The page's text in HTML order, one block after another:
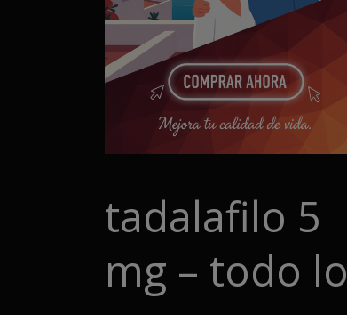
tadalafilo 5
mg – todo lo